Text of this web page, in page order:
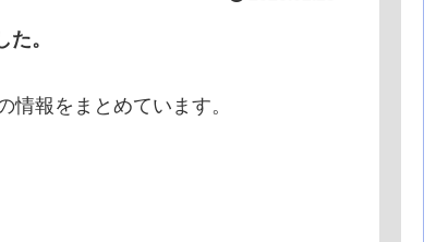
。
報をまとめています。